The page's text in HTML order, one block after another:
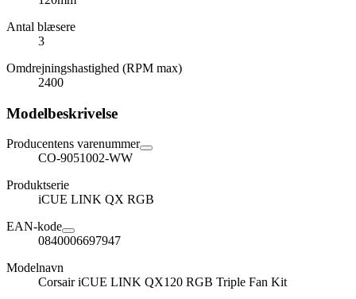
Antal blæsere
3
Omdrejningshastighed (RPM max)
2400
Modelbeskrivelse
Producentens varenummer
CO-9051002-WW
Produktserie
iCUE LINK QX RGB
EAN-kode
0840006697947
Modelnavn
Corsair iCUE LINK QX120 RGB Triple Fan Kit